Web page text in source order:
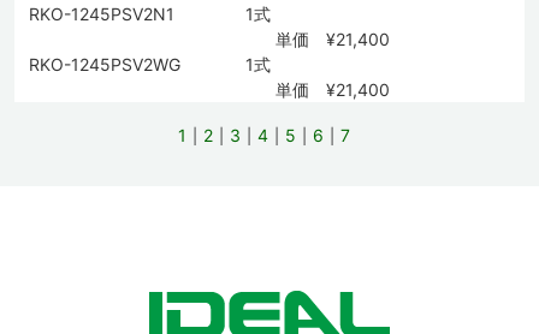
RKO-1245PSV2N1
1式
単価 ¥21,400
RKO-1245PSV2WG
1式
単価 ¥21,400
1 2 3 4 5 6 7